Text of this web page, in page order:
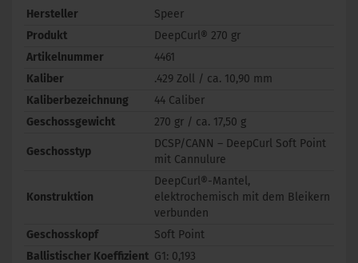
Hersteller
Speer
Produkt
DeepCurl® 270 gr
Artikelnummer
4461
Kaliber
.429 Zoll / ca. 10,90 mm
Kaliberbezeichnung
44 Caliber
Geschossgewicht
270 gr / ca. 17,50 g
Geschosstyp
DCSP/CANN – DeepCurl Soft Point
mit Cannulure
Konstruktion
DeepCurl®-Mantel,
elektrochemisch mit dem Bleikern
verbunden
Geschosskopf
Soft Point
Ballistischer Koeffizient G1: 0,193